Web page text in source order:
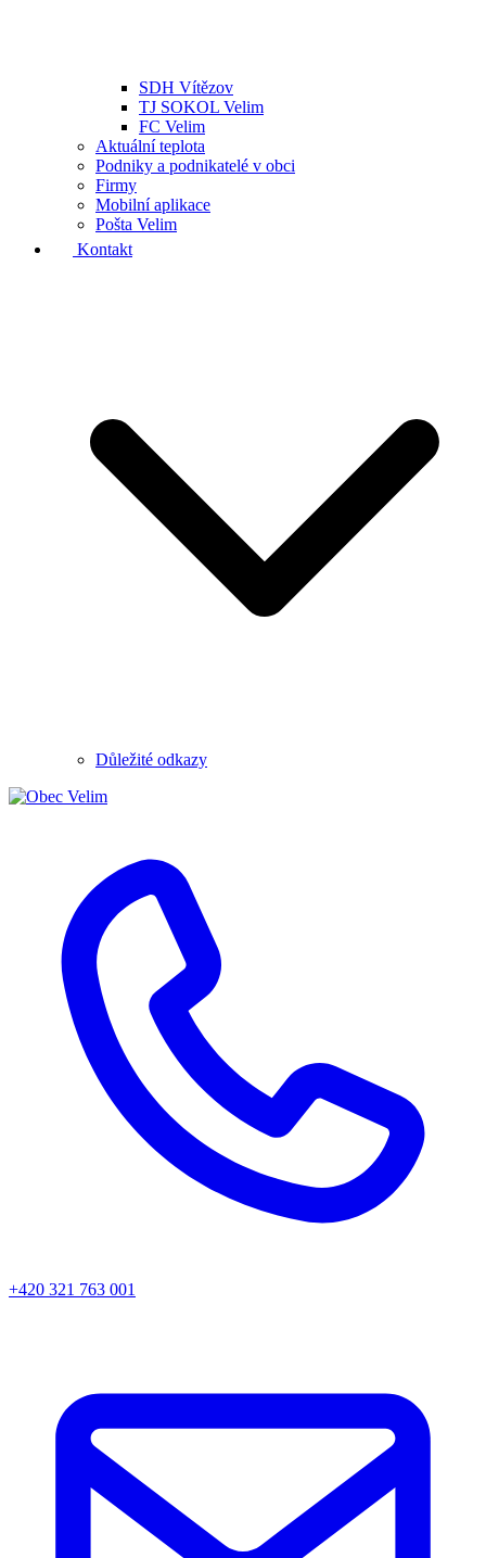
SDH Vítězov
TJ SOKOL Velim
FC Velim
Aktuální teplota
Podniky a podnikatelé v obci
Firmy
Mobilní aplikace
Pošta Velim
Kontakt
Důležité odkazy
+420 321 763 001